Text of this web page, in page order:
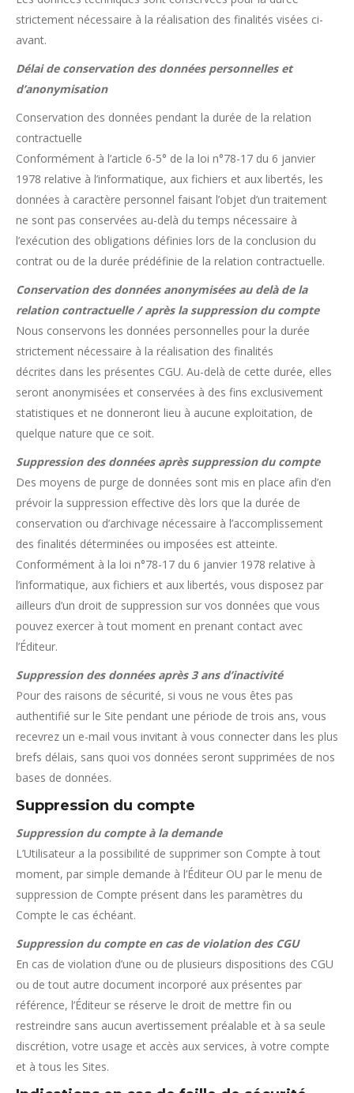
strictement nécessaire à la réalisation des finalités visées ci-
avant.
Délai de conservation des données personnelles et
d’anonymisation
Conservation des données pendant la durée de la relation
contractuelle
Conformément à l’article 6-5° de la loi n°78-17 du 6 janvier
1978 relative à l’informatique, aux fichiers et aux libertés, les
données à caractère personnel faisant l’objet d’un traitement
ne sont pas conservées au-delà du temps nécessaire à
l’exécution des obligations définies lors de la conclusion du
contrat ou de la durée prédéfinie de la relation contractuelle.
Conservation des données anonymisées au delà de la
relation contractuelle / après la suppression du compte
Nous conservons les données personnelles pour la durée
strictement nécessaire à la réalisation des finalités
décrites dans les présentes CGU. Au-delà de cette durée, elles
seront anonymisées et conservées à des fins exclusivement
statistiques et ne donneront lieu à aucune exploitation, de
quelque nature que ce soit.
Suppression des données après suppression du compte
Des moyens de purge de données sont mis en place afin d’en
prévoir la suppression effective dès lors que la durée de
conservation ou d’archivage nécessaire à l’accomplissement
des finalités déterminées ou imposées est atteinte.
Conformément à la loi n°78-17 du 6 janvier 1978 relative à
l’informatique, aux fichiers et aux libertés, vous disposez par
ailleurs d’un droit de suppression sur vos données que vous
pouvez exercer à tout moment en prenant contact avec
l’Éditeur.
Suppression des données après 3 ans d’inactivité
Pour des raisons de sécurité, si vous ne vous êtes pas
authentifié sur le Site pendant une période de trois ans, vous
recevrez un e-mail vous invitant à vous connecter dans les plus
brefs délais, sans quoi vos données seront supprimées de nos
bases de données.
Suppression du compte
Suppression du compte à la demande
L’Utilisateur a la possibilité de supprimer son Compte à tout
moment, par simple demande à l’Éditeur OU par le menu de
suppression de Compte présent dans les paramètres du
Compte le cas échéant.
Suppression du compte en cas de violation des CGU
En cas de violation d’une ou de plusieurs dispositions des CGU
ou de tout autre document incorporé aux présentes par
référence, l’Éditeur se réserve le droit de mettre fin ou
restreindre sans aucun avertissement préalable et à sa seule
discrétion, votre usage et accès aux services, à votre compte
et à tous les Sites.